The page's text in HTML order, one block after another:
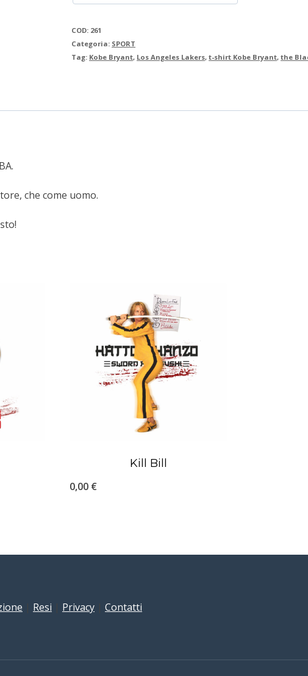
COD: 261
Categoria: SPORT
Tag: Kobe Bryant, Los Angeles Lakers,t-shirt Kobe Bryant,the
che come uomo.
Kill Bill
0,00 €
Resi Privacy Contatti